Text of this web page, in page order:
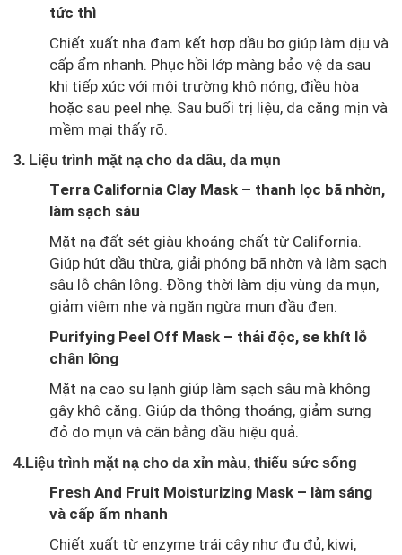
tức thì
Chiết xuất nha đam kết hợp dầu bơ giúp làm dịu và
cấp ẩm nhanh. Phục hồi lớp màng bảo vệ da sau
khi tiếp xúc với môi trường khô nóng, điều hòa
hoặc sau peel nhẹ. Sau buổi trị liệu, da căng mịn và
mềm mại thấy rõ.
3. Liệu trình mặt nạ cho da dầu, da mụn
Terra California Clay Mask – thanh lọc bã nhờn,
làm sạch sâu
Mặt nạ đất sét giàu khoáng chất từ California.
Giúp hút dầu thừa, giải phóng bã nhờn và làm sạch
sâu lỗ chân lông. Đồng thời làm dịu vùng da mụn,
giảm viêm nhẹ và ngăn ngừa mụn đầu đen.
Purifying Peel Off Mask – thải độc, se khít lỗ
chân lông
Mặt nạ cao su lạnh giúp làm sạch sâu mà không
gây khô căng. Giúp da thông thoáng, giảm sưng
đỏ do mụn và cân bằng dầu hiệu quả.
4.Liệu trình mặt nạ cho da xỉn màu, thiếu sức sống
Fresh And Fruit Moisturizing Mask – làm sáng
và cấp ẩm nhanh
Chiết xuất từ enzyme trái cây như đu đủ, kiwi,